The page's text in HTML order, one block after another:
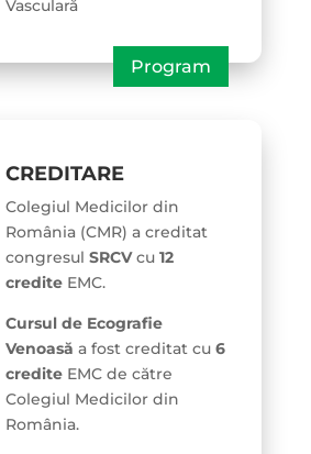
Vasculară
Program
CREDITARE
Colegiul Medicilor din
România (CMR) a creditat
congresul SRCVcu 12
crediteEMC.
Cursul de Ecografie
Venoasă a fost creditat cu 6
crediteEMC de către
Colegiul Medicilor din
România.